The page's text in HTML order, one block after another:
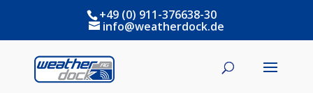
+49 (0) 911-376638-30
info@weatherdock.de